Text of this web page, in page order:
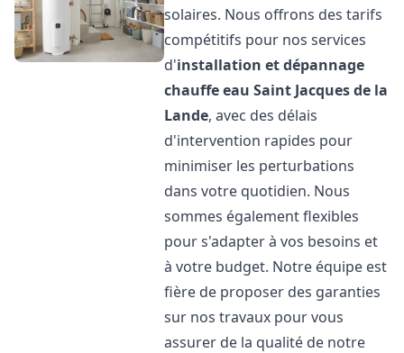
solaires. Nous offrons des tarifs
compétitifs pour nos services
d'installation et dépannage
chauffe eau Saint Jacques de la
Lande, avec des délais
d'intervention rapides pour
minimiser les perturbations
dans votre quotidien. Nous
sommes également flexibles
pour s'adapter à vos besoins et
à votre budget. Notre équipe est
fière de proposer des garanties
sur nos travaux pour vous
assurer de la qualité de notre